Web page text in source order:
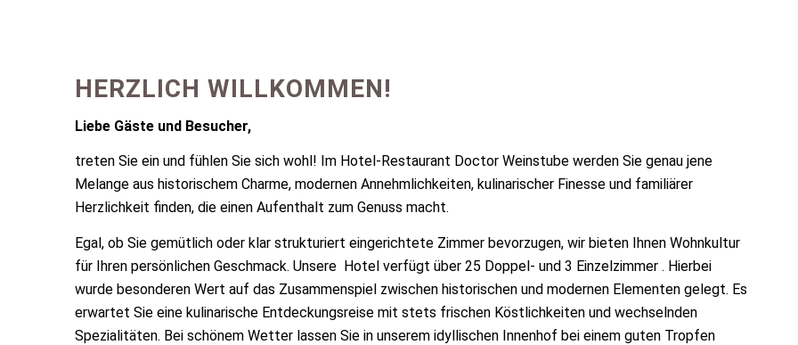
HERZLICH WILLKOMMEN!
Liebe Gäste und Besucher,
treten Sie ein und fühlen Sie sich wohl! Im Hotel-Restaurant Doctor Weinstube werden Sie genau jene
Melange aus historischem Charme, modernen Annehmlichkeiten, kulinarischer Finesse und familiärer
Herzlichkeit finden, die einen Aufenthalt zum Genuss macht.
Egal, ob Sie gemütlich oder klar strukturiert eingerichtete Zimmer bevorzugen, wir bieten Ihnen Wohnkultur
für Ihren persönlichen Geschmack. Unsere Hotel verfügt über 25 Doppel- und 3 Einzelzimmer . Hierbei
wurde besonderen Wert auf das Zusammenspiel zwischen historischen und modernen Elementen gelegt. Es
erwartet Sie eine kulinarische Entdeckungsreise mit stets frischen Köstlichkeiten und wechselnden
Spezialitäten. Bei schönem Wetter lassen Sie in unserem idyllischen Innenhof bei einem guten Tropfen